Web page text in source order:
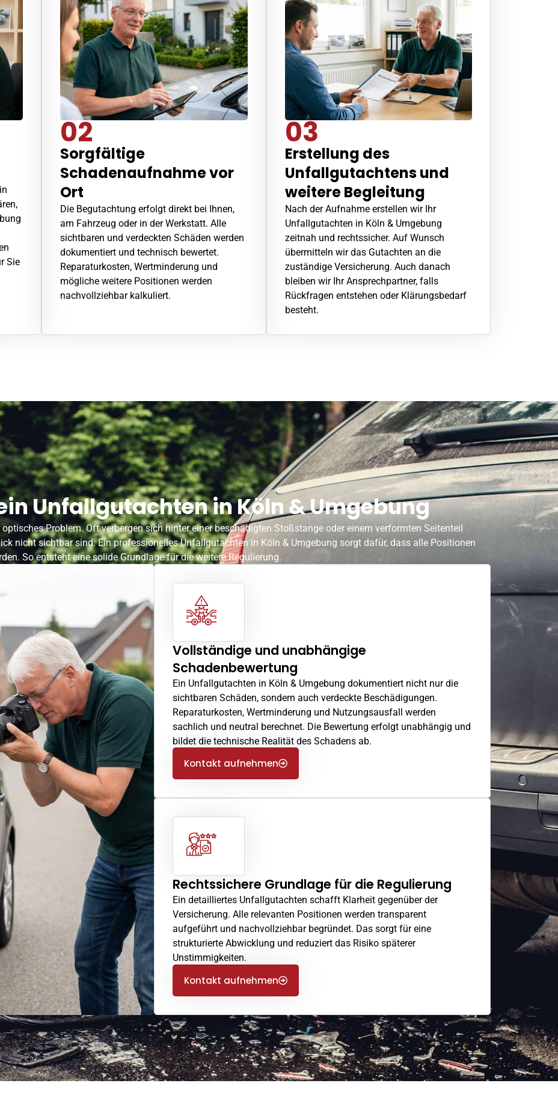
Sie
02
Sorgfältige
Schadenaufnahme vor
Ort
Die Begutachtung erfolgt direkt bei Ihnen,
am Fahrzeug oder in der Werkstatt. Alle
sichtbaren und verdeckten Schäden werden
dokumentiert und technisch bewertet.
Reparaturkosten, Wertminderung und
mögliche weitere Positionen werden
nachvollziehbar kalkuliert.
03
Erstellung des
Unfallgutachtens und
weitere Begleitung
Nach der Aufnahme erstellen wir Ihr
Unfallgutachten in Köln & Umgebung
zeitnah und rechtssicher. Auf Wunsch
übermitteln wir das Gutachten an die
zuständige Versicherung. Auch danach
bleiben wir Ihr Ansprechpartner, falls
Rückfragen entstehen oder Klärungsbedarf
besteht.
Unfallgutachten in Köln & Umgebung
Problem. Oft verbergen sich hinter einer beschädigten Stoßstange oder einem verformten Seitenteil
nicht sichtbar sind. Ein professionelles Unfallgutachten in Köln & Umgebung sorgt dafür, dass alle Positionen
So entsteht eine solide Grundlage für die weitere Regulierung.
Vollständige und unabhängige
Schadenbewertung
Ein Unfallgutachten in Köln & Umgebung dokumentiert nicht nur die
sichtbaren Schäden, sondern auch verdeckte Beschädigungen.
Reparaturkosten, Wertminderung und Nutzungsausfall werden
sachlich und neutral berechnet. Die Bewertung erfolgt unabhängig und
bildet die technische Realität des Schadens ab.
Kontakt aufnehmen
Rechtssichere Grundlage für die Regulierung
Ein detailliertes Unfallgutachten schafft Klarheit gegenüber der
Versicherung. Alle relevanten Positionen werden transparent
aufgeführt und nachvollziehbar begründet. Das sorgt für eine
strukturierte Abwicklung und reduziert das Risiko späterer
Unstimmigkeiten.
Kontakt aufnehmen